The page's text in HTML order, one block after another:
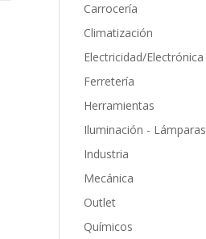
Carrocería
Climatización
Electricidad/Electrónica
Ferretería
Herramientas
Iluminación - Lámparas
Industria
Mecánica
Outlet
Químicos